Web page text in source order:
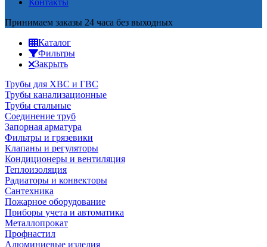
Контакты
Принимаем заказы 24 часа без выходных
Каталог
Фильтры
Закрыть
Трубы для ХВС и ГВС
Трубы канализационные
Трубы стальные
Соединение труб
Запорная арматура
Фильтры и грязевики
Клапаны и регуляторы
Кондиционеры и вентиляция
Теплоизоляция
Радиаторы и конвекторы
Сантехника
Пожарное оборудование
Приборы учета и автоматика
Металлопрокат
Профнастил
Алюминиевые изделия